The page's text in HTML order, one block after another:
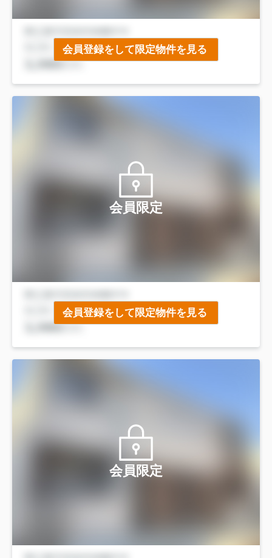
会員登録をして限定物件を見る
会員限定
会員登録をして限定物件を見る
会員限定